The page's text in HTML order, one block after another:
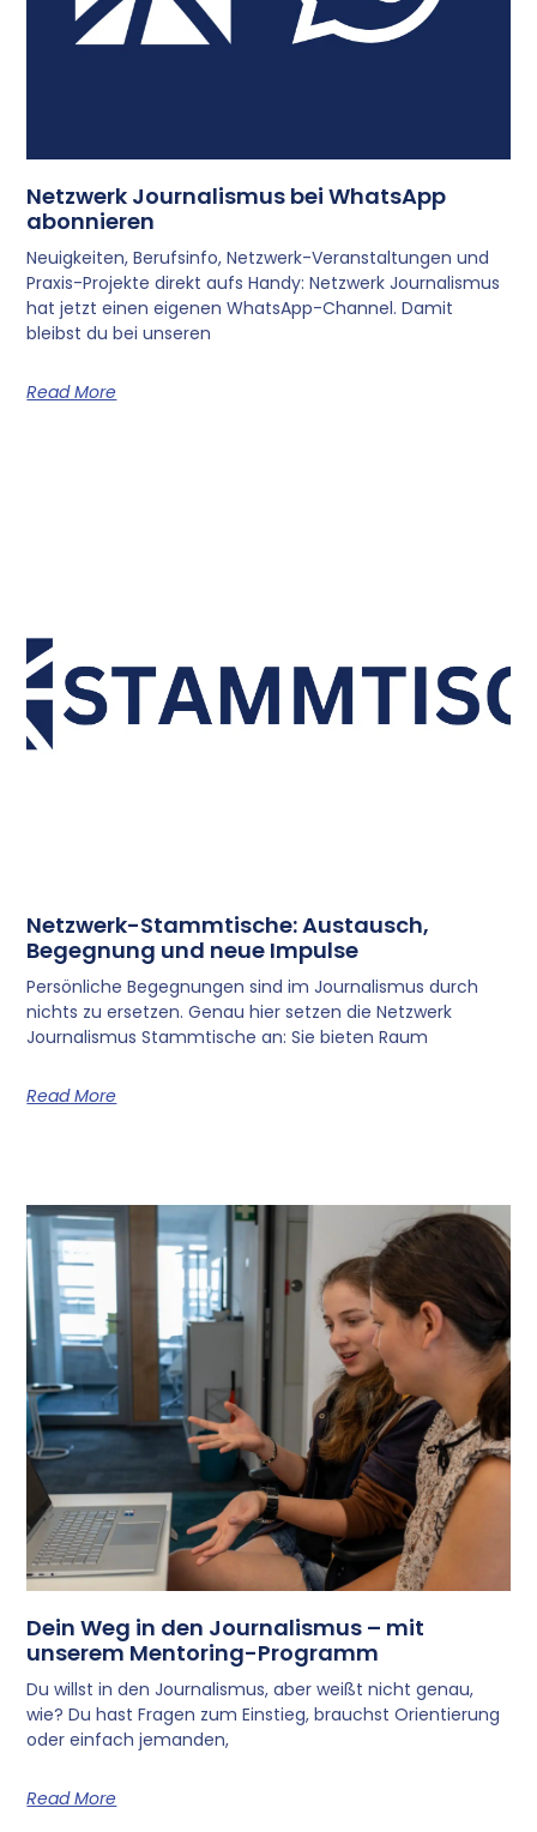
Netzwerk Journalismus bei WhatsApp
abonnieren
Neuigkeiten, Berufsinfo, Netzwerk-Veranstaltungen und
Praxis-Projekte direkt aufs Handy: Netzwerk Journalismus
hat jetzt einen eigenen WhatsApp-Channel. Damit
bleibst du bei unseren
Read More
Netzwerk-Stammtische: Austausch,
Begegnung und neue Impulse
Persönliche Begegnungen sind im Journalismus durch
nichts zu ersetzen. Genau hier setzen die Netzwerk
Journalismus Stammtische an: Sie bieten Raum
Read More
Dein Weg in den Journalismus – mit
unserem Mentoring-Programm
Du willst in den Journalismus, aber weißt nicht genau,
wie? Du hast Fragen zum Einstieg, brauchst Orientierung
oder einfach jemanden,
Read More